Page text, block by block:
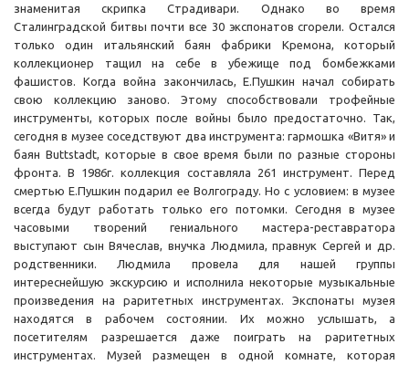
знаменитая скрипка Страдивари. Однако во время
Сталинградской битвы почти все 30 экспонатов сгорели. Остался
только один итальянский баян фабрики Кремона, который
коллекционер тащил на себе в убежище под бомбежками
фашистов. Когда война закончилась, Е.Пушкин начал собирать
свою коллекцию заново. Этому способствовали трофейные
инструменты, которых после войны было предостаточно. Так,
сегодня в музее соседствуют два инструмента: гармошка «Витя» и
баян Buttstadt, которые в свое время были по разные стороны
фронта. В 1986г. коллекция составляла 261 инструмент. Перед
смертью Е.Пушкин подарил ее Волгограду. Но с условием: в музее
всегда будут работать только его потомки. Сегодня в музее
часовыми творений гениального мастера-реставратора
выступают сын Вячеслав, внучка Людмила, правнук Сергей и др.
родственники. Людмила провела для нашей группы
интереснейшую экскурсию и исполнила некоторые музыкальные
произведения на раритетных инструментах. Экспонаты музея
находятся в рабочем состоянии. Их можно услышать, а
посетителям разрешается даже поиграть на раритетных
инструментах. Музей размещен в одной комнате, которая